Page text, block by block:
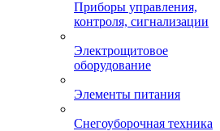
Приборы управления,
контроля, сигнализации
Электрощитовое
оборудование
Элементы питания
Снегоуборочная техника